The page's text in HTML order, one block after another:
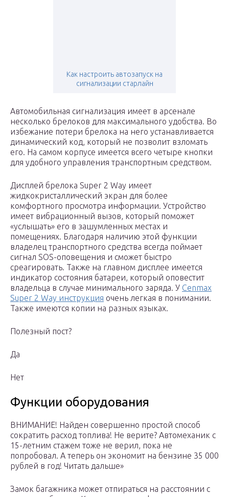
Как настроить автозапуск на
сигнализации старлайн
Автомобильная сигнализация имеет в арсенале
несколько брелоков для максимального удобства. Во
избежание потери брелока на него устанавливается
динамический код, который не позволит взломать
его. На самом корпусе имеется всего четыре кнопки
для удобного управления транспортным средством.
Дисплей брелока Super 2 Way имеет
жидкокристаллический экран для более
комфортного просмотра информации. Устройство
имеет вибрационный вызов, который поможет
«услышать» его в зашумленных местах и
помещениях. Благодаря наличию этой функции
владелец транспортного средства всегда поймает
сигнал SOS-оповещения и сможет быстро
среагировать. Также на главном дисплее имеется
индикатор состояния батареи, который оповестит
владельца в случае минимального заряда. У Cenmax
Super 2 Way инструкция очень легкая в понимании.
Также имеются копии на разных языках.
Полезный пост?
Да
Нет
Функции оборудования
ВНИМАНИЕ! Найден совершенно простой способ
сократить расход топлива! Не верите? Автомеханик с
15-летним стажем тоже не верил, пока не
попробовал. А теперь он экономит на бензине 35 000
рублей в год! Читать дальше»
Замок багажника может отпираться на расстоянии с